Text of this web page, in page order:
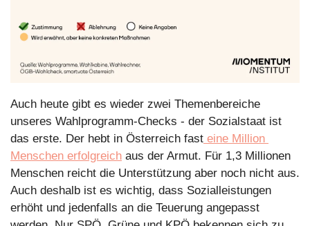
Auch heute gibt es wieder zwei Themenbereiche
unseres Wahlprogramm-Checks - der Sozialstaat ist
das erste. Der hebt in Österreich fast eine Million
Menschen erfolgreich aus der Armut. Für 1,3 Millionen
Menschen reicht die Unterstützung aber noch nicht aus.
Auch deshalb ist es wichtig, dass Sozialleistungen
erhöht und jedenfalls an die Teuerung angepasst